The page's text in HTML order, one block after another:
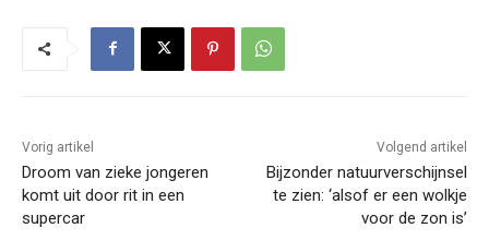
Vorig artikel
Droom van zieke jongeren
komt uit door rit in een
supercar
Volgend artikel
Bijzonder natuurverschijnsel
te zien: ‘alsof er een wolkje
voor de zon is’